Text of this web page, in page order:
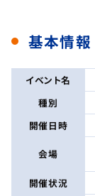
基本情報
イベント名
種別
開催日時
会場
開催状況